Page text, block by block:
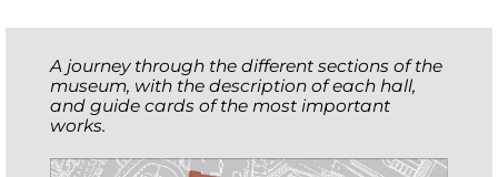
A journey through the different sections of the
museum, with the description of each hall,
and guide cards of the most important
works.